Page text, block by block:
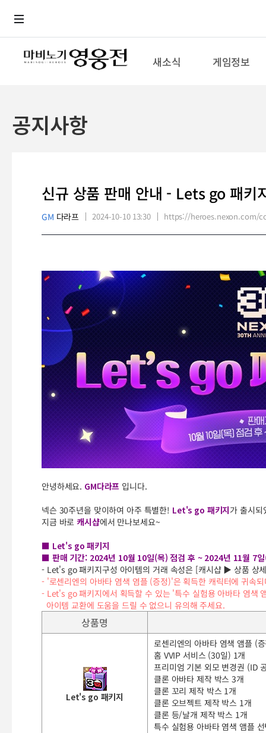
새소식 게임정보
공지사항
신규 상품 판매 안내 - Lets go 패키
GM 다라프 2024-10-10 13:30 https://heroes.nexon.com/
안녕하세요. GM다라프 입니다.
넥슨 30주년을 맞이하여 아주 특별한! Let's go 패키지가 출시되
지금 바로 캐시샵에서 만나보세요~
■ Let's go 패키지
■ 판매 기간: 2024년 10월 10일(목) 점검 후 ~ 2024년 11월 7
- Let's go 패키지구성 아이템의 거래 속성은 [캐시샵 ▶ 상품 상
- '로센리엔의 아바타 염색 염플 (증정)'은 획득한 캐릭터에 귀속
- Let's go 패키지에서 획득할 수 있는 '특수 실험용 아바타 염색
아이템 교환에 도움을 드릴 수 없으니 유의해 주세요.
상품명
Let's go 패키지
로센리엔의 아바타 염색 앰플 (
홈 VVIP 서비스 (30일) 1개
프리미엄 기본 외모 변경권 (ID
클론 아바타 제작 박스 3개
클론 꼬리 제작 박스 1개
클론 오브젝트 제작 박스 1개
클론 등/날개 제작 박스 1개
특수 실험용 아바타 염색 앰플